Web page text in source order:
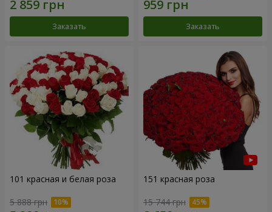
Заказать Заказать
101 красная и белая роза
5 888 грн
151 красная роза
15 744 грн